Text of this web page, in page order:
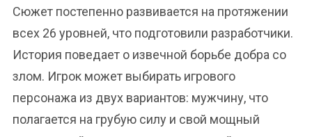
Сюжет постепенно развивается на протяжении
всех 26 уровней, что подготовили разработчики.
История поведает о извечной борьбе добра со
злом. Игрок может выбирать игрового
персонажа из двух вариантов: мужчину, что
полагается на грубую силу и свой мощный